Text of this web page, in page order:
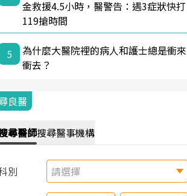
金救援4.5小時，醫警告：遇3症狀快打
119搶時間
5
為什麼大醫院裡的病人和護士總是衝來
衝去？
良醫
尋醫師搜尋醫事機構
別 請選擇